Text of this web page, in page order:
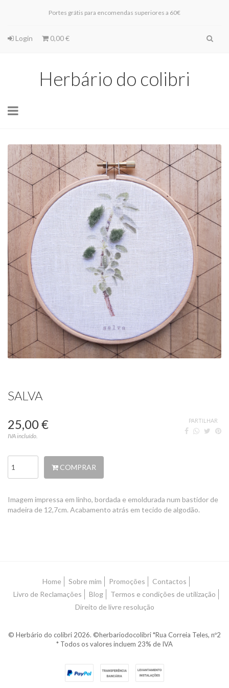
Portes grátis para encomendas superiores a 60€
Login 0,00 €
Herbário do colibri
Toggle
SALVA
25,00 €
IVA incluído.
PARTILHAR
COMPRAR
Imagem impressa em linho, bordada e emoldurada num bastidor de
madeira de 12,7cm. Acabamento atrás em tecido de algodão.
Home Sobre mim Promoções
Contactos
Livro de Reclamações
Blog
Termos e condições de utilização
Direito de livre resolução
© Herbário do colibri 2026. ©herbariodocolibri *Rua Correia Teles, nº2
* Todos os valores incluem 23% de IVA